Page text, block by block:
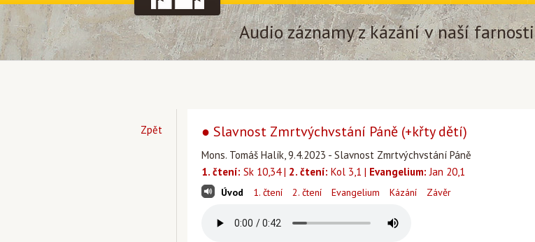
Audio záznamy z kázání v naší farnosti
Zpět ● Slavnost Zmrtvýchvstání Páně (+křty dětí)
Mons. Tomáš Halík, 9.4.2023 - Slavnost Zmrtvýchvstání Páně
1. čtení: Sk 10,34 | 2. čtení: Kol 3,1 | Evangelium: Jan 20,1
Úvod 1. čtení 2. čtení Evangelium Kázání Závěr